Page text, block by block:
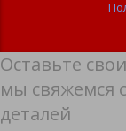
Оставьте
мы свяжемся
деталей